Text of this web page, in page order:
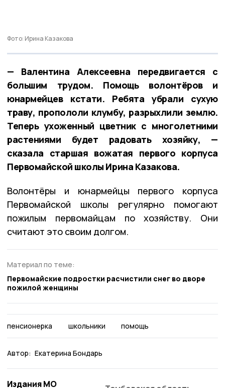
Фото: Ирина Казакова
— Валентина Алексеевна передвигается с
большим трудом. Помощь волонтёров и
юнармейцев кстати. Ребята убрали сухую
траву, пропололи клумбу, разрыхлили землю.
Теперь ухоженный цветник с многолетними
растениями будет радовать хозяйку, —
сказала старшая вожатая первого корпуса
Первомайской школы Ирина Казакова.
Волонтёры и юнармейцы первого корпуса
Первомайской школы регулярно помогают
пожилым первомайцам по хозяйству. Они
считают это своим долгом.
Материал по теме:
Первомайские подростки расчистили снег во дворе
пожилой женщины
пенсионерка школьники помощь
Автор: Екатерина Бондарь
Издания МО